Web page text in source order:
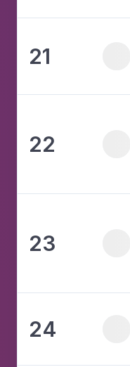
21
22
23
24